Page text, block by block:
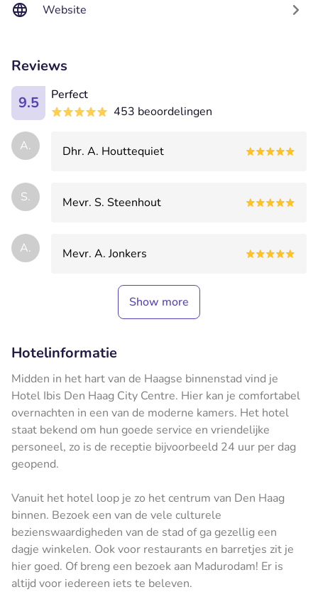
Website
Reviews
9.5
Perfect
453 beoordelingen
A. Dhr. A. Houttequiet
S. Mevr. S. Steenhout
A. Mevr. A. Jonkers
Show more
Hotelinformatie
Midden in het hart van de Haagse binnenstad vind je
Hotel Ibis Den Haag City Centre. Hier kan je comfortabel
overnachten in een van de moderne kamers. Het hotel
staat bekend om hun goede service en vriendelijke
personeel, zo is de receptie bijvoorbeeld 24 uur per dag
geopend.
Vanuit het hotel loop je zo het centrum van Den Haag
binnen. Bezoek een van de vele culturele
bezienswaardigheden van de stad of ga gezellig een
dagje winkelen. Ook voor restaurants en barretjes zit je
hier goed. Of breng een bezoek aan Madurodam! Er is
altijd voor iedereen iets te beleven.